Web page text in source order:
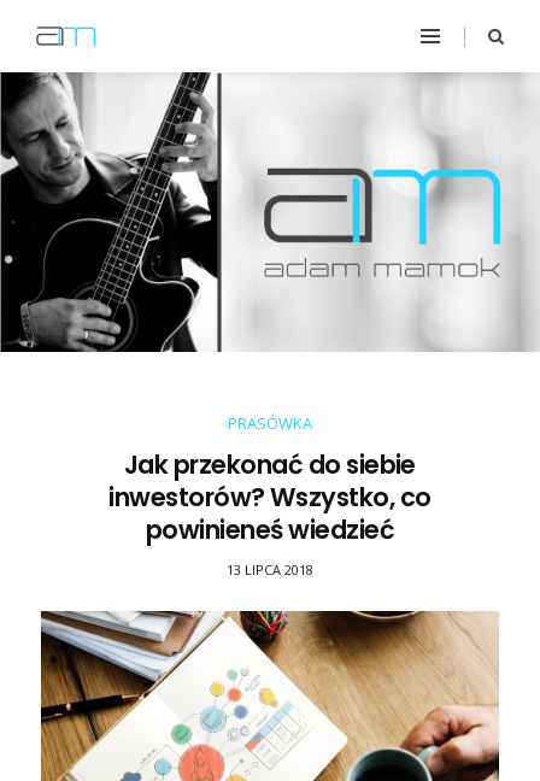
PRASÓWKA
Jak przekonać do siebie
inwestorów? Wszystko, co
powinieneś wiedzieć
13 LIPCA 2018